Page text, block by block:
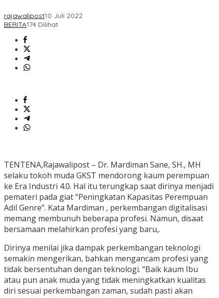
rajawalipost10 Juli 2022
BERITA174 Dilihat
TENTENA,Rajawalipost – Dr. Mardiman Sane, SH., MH
selaku tokoh muda GKST mendorong kaum perempuan
ke Era Industri 4.0. Hal itu terungkap saat dirinya menjadi
pemateri pada giat “Peningkatan Kapasitas Perempuan
Adil Genre”. Kata Mardiman , perkembangan digitalisasi
memang membunuh beberapa profesi. Namun, disaat
bersamaan melahirkan profesi yang baru,.
Dirinya menilai jika dampak perkembangan teknologi
semakin mengerikan, bahkan mengancam profesi yang
tidak bersentuhan dengan teknologi. “Baik kaum Ibu
atau pun anak muda yang tidak meningkatkan kualitas
diri sesuai perkembangan zaman, sudah pasti akan